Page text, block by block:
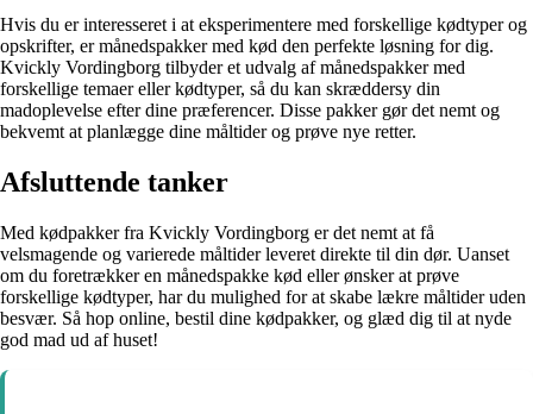
Hvis du er interesseret i at eksperimentere med forskellige kødtyper og
opskrifter, er månedspakker med kød den perfekte løsning for dig.
Kvickly Vordingborg tilbyder et udvalg af månedspakker med
forskellige temaer eller kødtyper, så du kan skræddersy din
madoplevelse efter dine præferencer. Disse pakker gør det nemt og
bekvemt at planlægge dine måltider og prøve nye retter.
Afsluttende tanker
Med kødpakker fra Kvickly Vordingborg er det nemt at få
velsmagende og varierede måltider leveret direkte til din dør. Uanset
om du foretrækker en månedspakke kød eller ønsker at prøve
forskellige kødtyper, har du mulighed for at skabe lækre måltider uden
besvær. Så hop online, bestil dine kødpakker, og glæd dig til at nyde
god mad ud af huset!